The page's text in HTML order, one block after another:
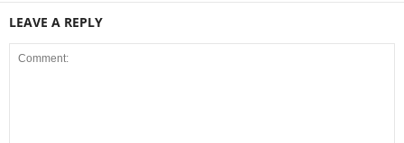
LEAVE A REPLY